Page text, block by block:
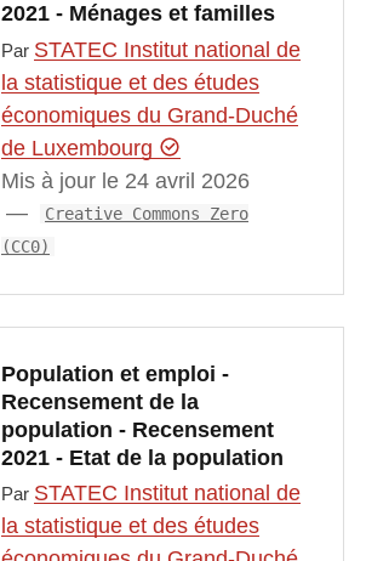
2021 - Ménages et familles
Par STATEC Institut national de
la statistique et des études
économiques du Grand-Duché
de Luxembourg
Mis à jour le 24 avril 2026
Creative Commons Zero
(CC0)
Population et emploi -
Recensement de la
population - Recensement
2021 - Etat de la population
Par STATEC Institut national de
la statistique et des études